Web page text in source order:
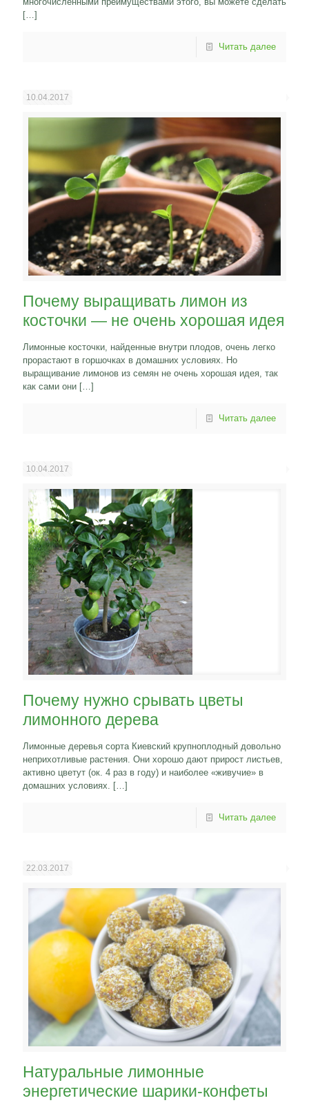
[…]
Читать далее
10.04.2017
Почему выращивать лимон из
косточки — не очень хорошая идея
Лимонные косточки, найденные внутри плодов, очень легко
прорастают в горшочках в домашних условиях. Но
выращивание лимонов из семян не очень хорошая идея, так
как сами они […]
Читать далее
10.04.2017
Почему нужно срывать цветы
лимонного дерева
Лимонные деревья сорта Киевский крупноплодный довольно
неприхотливые растения. Они хорошо дают прирост листьев,
активно цветут (ок. 4 раз в году) и наиболее «живучие» в
домашних условиях.
[…]
Читать далее
22.03.2017
Натуральные лимонные
энергетические шарики-конфеты